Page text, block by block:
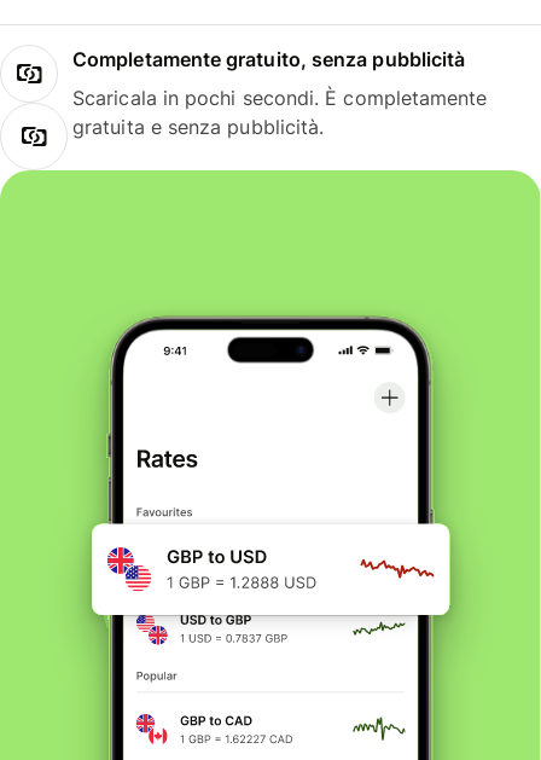
Completamente gratuito, senza pubblicità
Scaricala in pochi secondi. È completamente
gratuita e senza pubblicità.